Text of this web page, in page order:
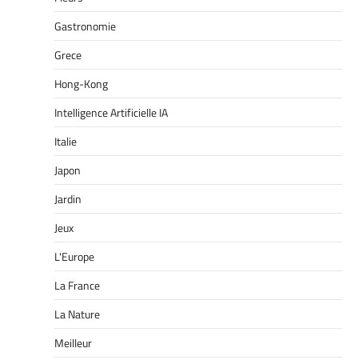
Gastronomie
Grece
Hong-Kong
Intelligence Artificielle IA
Italie
Japon
Jardin
Jeux
L'Europe
La France
La Nature
Meilleur